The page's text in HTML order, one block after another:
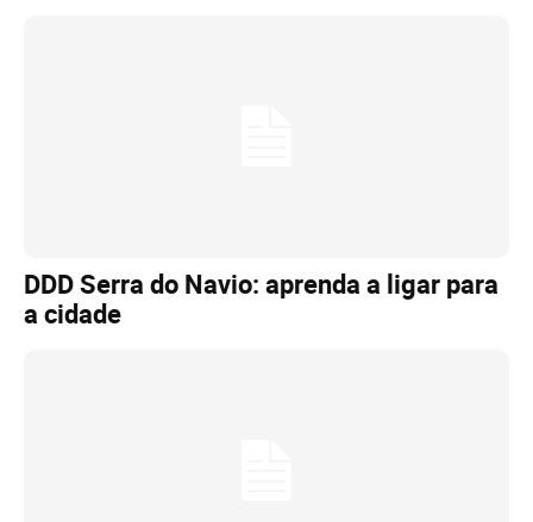
DDD Serra do Navio: aprenda a ligar para
a cidade